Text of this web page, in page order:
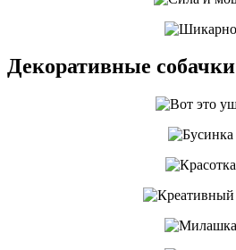
Декоративные собачки